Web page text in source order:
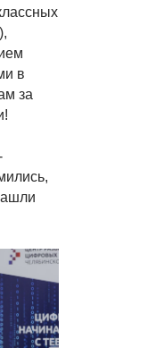
в
за